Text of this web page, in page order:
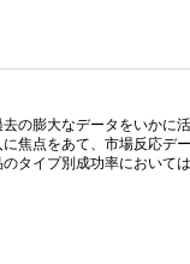
の膨大なデータをいか
焦点をあて、市場反応デ
タイプ別成功率において